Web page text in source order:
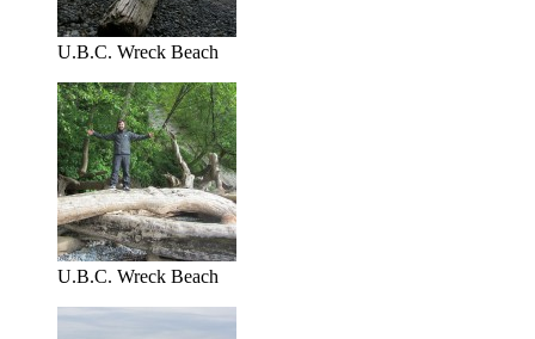
U.B.C. Wreck Beach
U.B.C. Wreck Beach